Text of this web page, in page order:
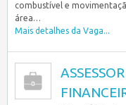
combustível e
área…
Mais detalhes da Vaga...